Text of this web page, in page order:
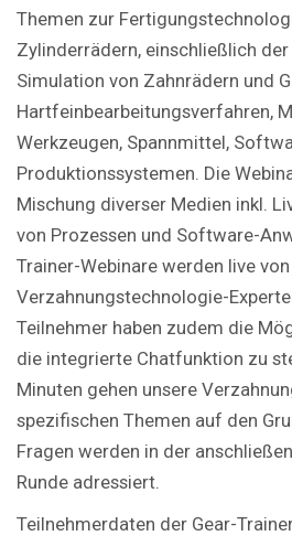
Themen zur
Zylinderrädern, einschließlich
Simulation von Zahnrädern und
Hartfeinbearbeitungsverfahren,
Werkzeugen, Spannmittel,
Produktionssystemen. Die
Mischung diverser Medien inkl.
von Prozessen und Software-
Trainer-Webinare werden live von
Verzahnungstechnologie-
Teilnehmer haben zudem die
die integrierte Chatfunktion zu
Minuten gehen unsere
spezifischen Themen auf den
Fragen werden in der
Runde adressiert.
Teilnehmerdaten der Gear-